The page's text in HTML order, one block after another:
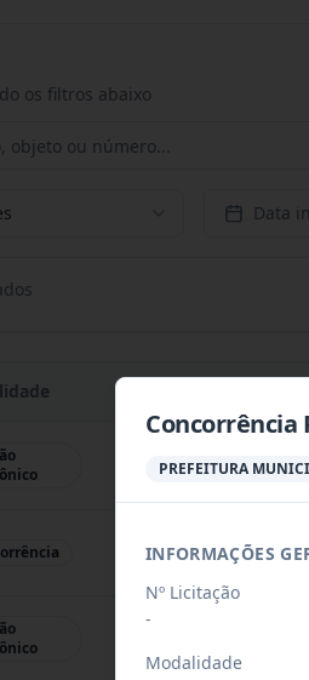
os filtros abaixo
Data
s
Contratação de
Construção de 50
Concorrência
PREFEITURA
INFORMAÇÕES
Nº Licitação
-
Modalidade